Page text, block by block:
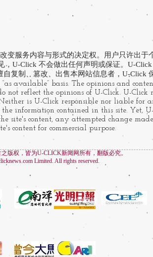
变服务内容与形式的决定权。用户只许出于
U-Click 不会做出任何声明或保证。U-
复制、篡改、出售本网站信息者，U-Click
available” basis. The opinions and
not reflect the opinions of U-Click. U-Click
is U-Click responsible nor liable for
information contained in this site. Yet,
site's content, any attempted change
content for commercial purpose.
版权，皆为U-CLICK新闻网所有，翻版必究。
Limited. All rights reserved.
友情链接